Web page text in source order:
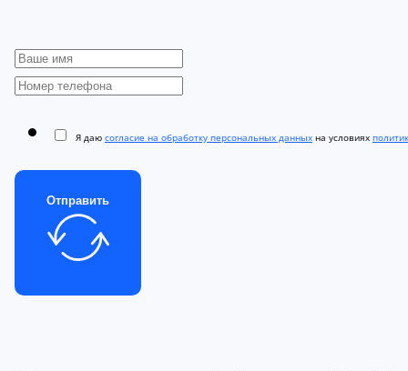
Я даю согласие на обработку персональных данных на условиях
Отправить